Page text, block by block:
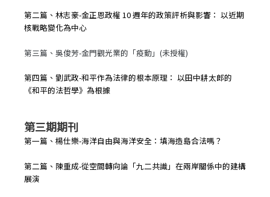
第二篇、林志豪-金正恩政權 10 週年的政策評析與影響： 以近期
核戰略變化為中心
第三篇、吳俊芳-金門觀光業的「疫動」(未授權)
第四篇、劉武政-和平作為法律的根本原理： 以田中耕太郎的
《和平的法哲學》為根據
第三期期刊
第一篇、楊仕樂-海洋自由與海洋安全：填海造島合法嗎？
第二篇、陳重成-從空間轉向論「九二共識」在兩岸關係中的建構
展演